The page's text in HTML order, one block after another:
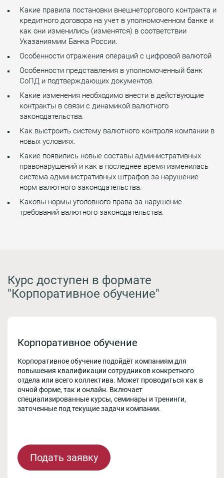
Какие правила постановки внешнеторгового контракта и
кредитного договора на учет в уполномоченном банке и
как они изменились (изменятся) в соответствии
Указаниямим Банка России.
Особенности отражения операций с цифровой валютой
Особенности представления в уполномоченный банк
СоПД и подтверждающих документов.
Какие изменения необходимо внести в действующие
контракты в связи с динамикой валютного
законодательства.
Как выстроить систему валютного контроля компании в
новых условиях.
Какие появились новые составы административных
правонарушений и как в последнее время изменилась
система административных штрафов за нарушение
норм валютного законодательства.
Каковы нормы уголовного права за нарушение
требований валютного законодательства.
Курс доступен в формате
"Корпоративное обучение"
Корпоративное обучение
Корпоративное обучение подойдёт компаниям для
повышения квалификации сотрудников конкретного
отдела или всего коллектива. Может проводиться как в
очной форме, так и онлайн. Включает
специализированные курсы, семинары и тренинги,
заточенные под текущие задачи компании.
Подать заявку